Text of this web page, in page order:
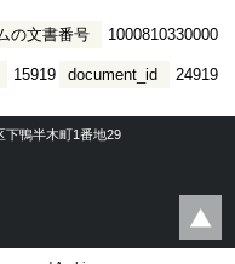
の文書番号 1000810330000
document_id 24919
15919
下鴨半木町1番地29